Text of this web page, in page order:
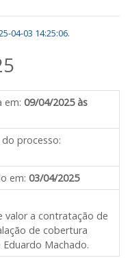
04-03 14:25:06.
em: 09/04/2025 às
processo:
em: 03/04/2025
valor a contratação de
de cobertura
Machado.